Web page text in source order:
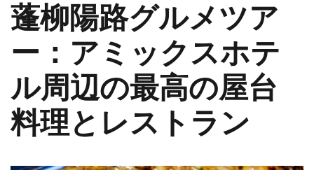
蓬柳陽路グルメツア
ー：アミックスホテ
ル周辺の最高の屋台
料理とレストラン